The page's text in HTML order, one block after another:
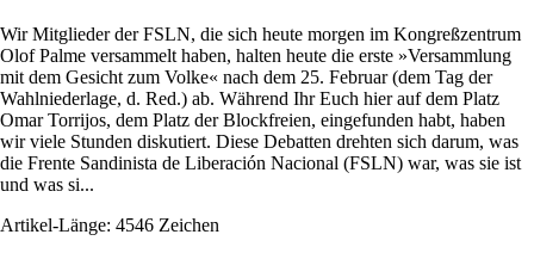
Wir Mitglieder der FSLN, die sich heute morgen im Kongreßzentrum
Olof Palme versammelt haben, halten heute die erste »Versammlung
mit dem Gesicht zum Volke« nach dem 25. Februar (dem Tag der
Wahlniederlage, d. Red.) ab. Während Ihr Euch hier auf dem Platz
Omar Torrijos, dem Platz der Blockfreien, eingefunden habt, haben
wir viele Stunden diskutiert. Diese Debatten drehten sich darum, was
die Frente Sandinista de Liberación Nacional (FSLN) war, was sie ist
und was si...
Artikel-Länge: 4546 Zeichen